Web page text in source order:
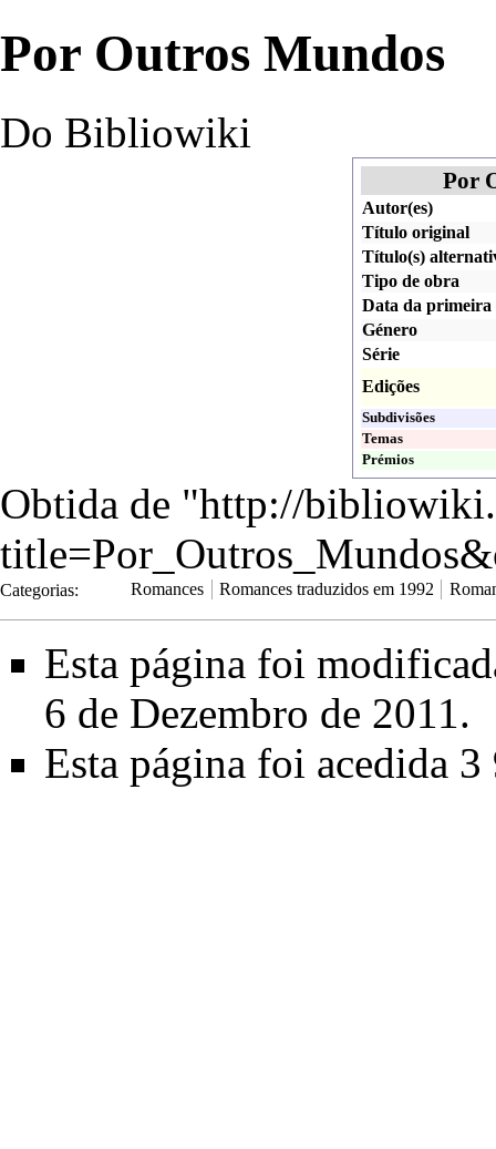
Por Outros Mundos
Do Bibliowiki
Por
Autor(es)
Título original
Título(s)
Tipo de obra
Data da primeira
Género
Série
Edições
Subdivisões
Temas
Prémios
Obtida de "http://
Categorias: Romances Romances traduzidos em 1992
Esta página foi
6 de Dezembro de 2011.
Esta página foi acedida 3